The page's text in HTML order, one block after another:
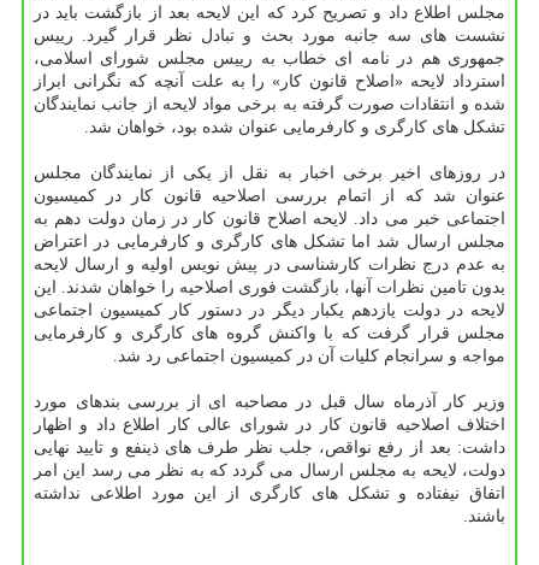
مجلس اطلاع داد و تصریح كرد كه این لایحه بعد از بازگشت باید در
نشست های سه جانبه مورد بحث و تبادل نظر قرار گیرد. رییس
جمهوری هم در نامه ای خطاب به رییس مجلس شورای اسلامی،
استرداد لایحه «اصلاح قانون كار» را به علت آنچه كه نگرانی ابراز
شده و انتقادات صورت گرفته به برخی مواد لایحه از جانب نمایندگان
تشكل های كارگری و كارفرمایی عنوان شده بود، خواهان شد.
در روزهای اخیر برخی اخبار به نقل از یكی از نمایندگان مجلس
عنوان شد كه از اتمام بررسی اصلاحیه قانون كار در كمیسیون
اجتماعی خبر می داد. لایحه اصلاح قانون كار در زمان دولت دهم به
مجلس ارسال شد اما تشكل های كارگری و كارفرمایی در اعتراض
به عدم درج نظرات كارشناسی در پیش نویس اولیه و ارسال لایحه
بدون تامین نظرات آنها، بازگشت فوری اصلاحیه را خواهان شدند. این
لایحه در دولت یازدهم یكبار دیگر در دستور كار كمیسیون اجتماعی
مجلس قرار گرفت كه با واكنش گروه های كارگری و كارفرمایی
مواجه و سرانجام كلیات آن در كمیسیون اجتماعی رد شد.
وزیر كار آذرماه سال قبل در مصاحبه ای از بررسی بندهای مورد
اختلاف اصلاحیه قانون كار در شورای عالی كار اطلاع داد و اظهار
داشت: بعد از رفع نواقص، جلب نظر طرف های ذینفع و تایید نهایی
دولت، لایحه به مجلس ارسال می گردد كه به نظر می رسد این امر
اتفاق نیفتاده و تشكل های كارگری از این مورد اطلاعی نداشته
باشند.